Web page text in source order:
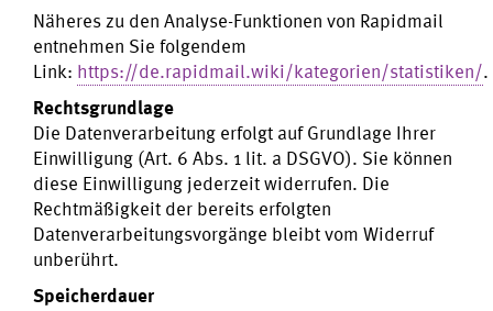
Näheres zu den Analyse-Funktionen von Rapidmail
entnehmen Sie folgendem
Link: https://de.rapidmail.wiki/kategorien/statistiken/.
Rechtsgrundlage
Die Datenverarbeitung erfolgt auf Grundlage Ihrer
Einwilligung (Art. 6 Abs. 1 lit. a DSGVO). Sie können
diese Einwilligung jederzeit widerrufen. Die
Rechtmäßigkeit der bereits erfolgten
Datenverarbeitungsvorgänge bleibt vom Widerruf
unberührt.
Speicherdauer